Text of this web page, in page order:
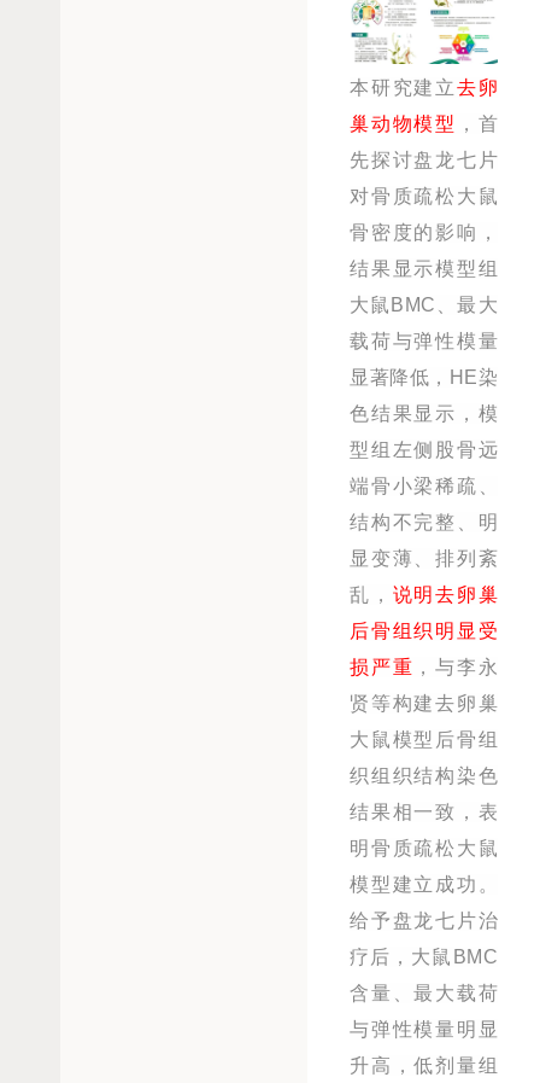
本研究建立去卵
巢动物模型 ，首
先探讨盘龙七片
对骨质疏松大鼠
骨密度的影响，
结果显示模型组
大鼠BMC、最大
载荷与弹性模量
显著降低，HE染
色结果显示，模
型组左侧股骨远
端骨小梁稀疏、
结构不完整、明
显变薄、排列紊
乱， 说明去卵巢
后骨组织明显受
损严重 ，与李永
贤等构建去卵巢
大鼠模型后骨组
织组织结构染色
结果相一致，表
明骨质疏松大鼠
模型建立成功。
给予盘龙七片治
疗后，大鼠BMC
含量、最大载荷
与弹性模量明显
升高，低剂量组